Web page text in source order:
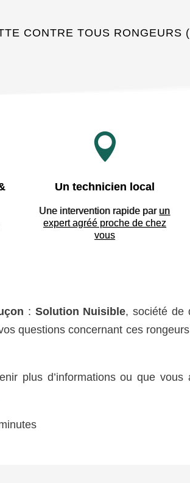
CONTRE TOUS

Un technicien local
Une intervention rapide par un
expert agréé proche de chez
vous
: Solution Nuisible, société de
questions concernant ces
plus d’informations ou que vous